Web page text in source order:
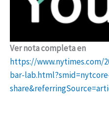
Ver nota completa en
https://www.nytimes.com/
bar-